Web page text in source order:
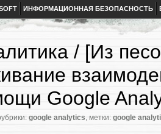
ИНФОРМАЦИОННАЯ БЕЗОПАСНОСТЬ
/ [Из
Google
google analytics, метки: google